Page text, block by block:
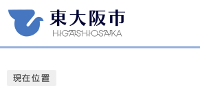
現在位置